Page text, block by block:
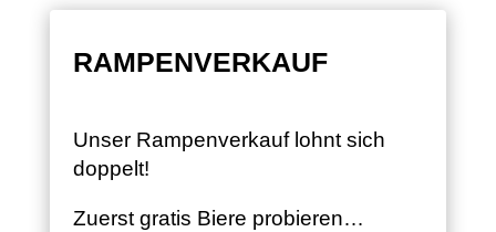
RAMPENVERKAUF
Unser Rampenverkauf lohnt sich
doppelt!
Zuerst gratis Biere probieren…